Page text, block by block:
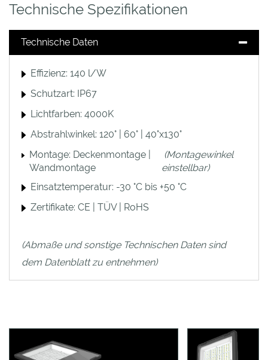
Technische Spezifikationen
Technische Daten
Effizienz: 140 l/W
Schutzart: IP67
Lichtfarben: 4000K
Abstrahlwinkel: 120° | 60° | 40°x130°
Montage: Deckenmontage |
Wandmontage
(Montagewinkel
einstellbar)
Einsatztemperatur: -30 °C bis +50 °C
Zertifikate: CE | TÜV | RoHS
(Abmaße und sonstige Technischen Daten sind
dem Datenblatt zu entnehmen)